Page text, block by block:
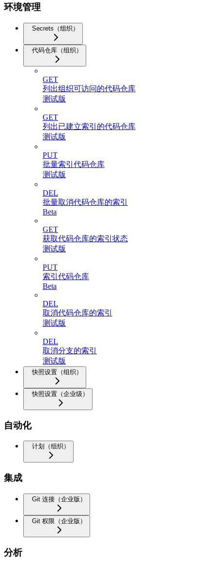
环境管理
Secrets（组织）
代码仓库（组织）
GET
列出组织可访问的代码仓库
测试版
GET
列出已建立索引的代码仓库
测试版
PUT
批量索引代码仓库
测试版
DEL
批量取消代码仓库的索引
Beta
GET
获取代码仓库的索引状态
测试版
PUT
索引代码仓库
Beta
DEL
取消代码仓库的索引
测试版
DEL
取消分支的索引
测试版
快照设置（组织）
快照设置（企业级）
自动化
计划（组织）
集成
Git 连接（企业版）
Git 权限（企业版）
分析